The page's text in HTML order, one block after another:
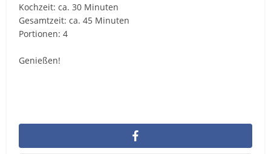
Kochzeit: ca. 30 Minuten
Gesamtzeit: ca. 45 Minuten
Portionen: 4
Genießen!